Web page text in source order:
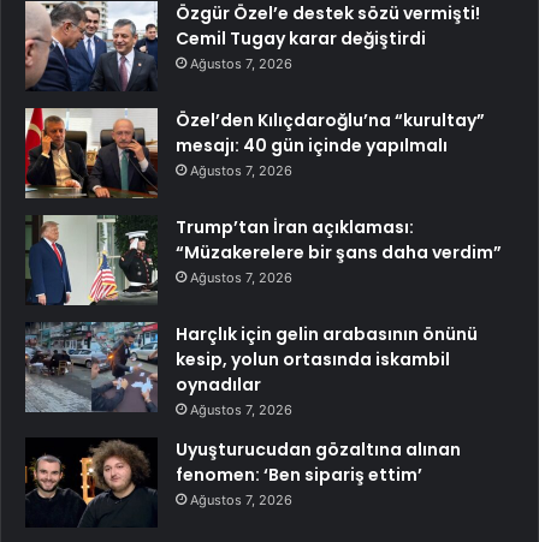
Özgür Özel’e destek sözü vermişti!
Cemil Tugay karar değiştirdi
Ağustos 7, 2026
Özel’den Kılıçdaroğlu’na “kurultay”
mesajı: 40 gün içinde yapılmalı
Ağustos 7, 2026
Trump’tan İran açıklaması:
“Müzakerelere bir şans daha verdim”
Ağustos 7, 2026
Harçlık için gelin arabasının önünü
kesip, yolun ortasında iskambil
oynadılar
Ağustos 7, 2026
Uyuşturucudan gözaltına alınan
fenomen: ‘Ben sipariş ettim’
Ağustos 7, 2026